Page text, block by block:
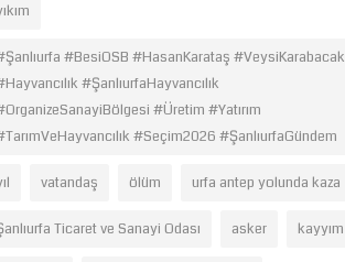
#BesiOSB #HasanKarataş #VeysiKarabacak
#ŞanlıurfaHayvancılık
#Üretim #Yatırım
#Seçim2026 #ŞanlıurfaGündem
vatandaş ölüm urfa antep yolunda kaza
Ticaret ve Sanayi Odası asker kayyım